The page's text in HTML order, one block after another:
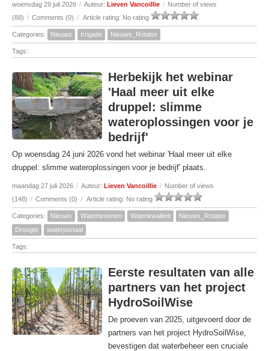
woensdag 29 juli 2026 / Auteur: Lieven Vancoillie / Number of views
(88) / Comments (0) / Article rating: No rating
Categories: Nieuws Irrigatie Nieuws_Rotator
Tags:
Herbekijk het webinar
'Haal meer uit elke
druppel: slimme
wateroplossingen voor je
bedrijf'
Op woensdag 24 juni 2026 vond het webinar 'Haal meer uit elke
druppel: slimme wateroplossingen voor je bedrijf' plaats.
maandag 27 juli 2026 / Auteur: Lieven Vancoillie / Number of views
(148) / Comments (0) / Article rating: No rating
Categories: Nieuws Waterbronnen Waterkwaliteit
Nieuws_Rotator
Droogte
waterportaal
Tags:
Eerste resultaten van alle
partners van het project
HydroSoilWise
De proeven van 2025, uitgevoerd door de
partners van het project HydroSoilWise,
bevestigen dat waterbeheer een cruciale